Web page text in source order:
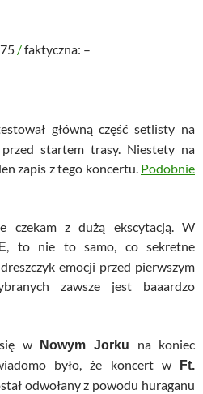
/faktyczna: –
główną część setlisty na
startem trasy. Niestety na
zapis z tego koncertu. Podobnie
czekam z dużą ekscytacją. W
, to nie to samo, co sekretne
emocji przed pierwszym
zawsze jest baaardzo
w Nowym Jorku
na koniec
było, że koncert w Ft.
odwołany z powodu huraganu